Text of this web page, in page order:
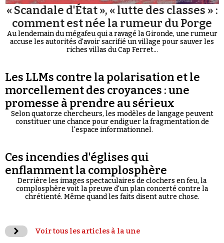
« Scandale d'État », « lutte des classes » :
comment est née la rumeur du Porge
Au lendemain du mégafeu qui a ravagé la Gironde, une rumeur
accuse les autorités d'avoir sacrifié un village pour sauver les
riches villas du Cap Ferret...
Les LLMs contre la polarisation et le
morcellement des croyances : une
promesse à prendre au sérieux
Selon quatorze chercheurs, les modèles de langage peuvent
constituer une chance pour endiguer la fragmentation de
l'espace informationnel.
Ces incendies d'églises qui
enflamment la complosphère
Derrière les images spectaculaires de clochers en feu, la
complosphère voit la preuve d'un plan concerté contre la
chrétienté. Même quand les faits disent autre chose.
Voir tous les articles à la une